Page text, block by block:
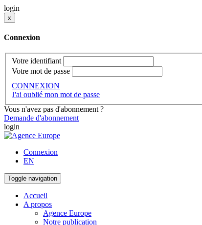
login
x
Connexion
Votre identifiant
Votre mot de passe
CONNEXION
J'ai oublié mon mot de passe
Vous n'avez pas d'abonnement ?
Demande d'abonnement
login
Connexion
EN
Toggle navigation
Accueil
A propos
Agence Europe
Notre publication